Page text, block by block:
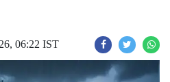
06:22 IST